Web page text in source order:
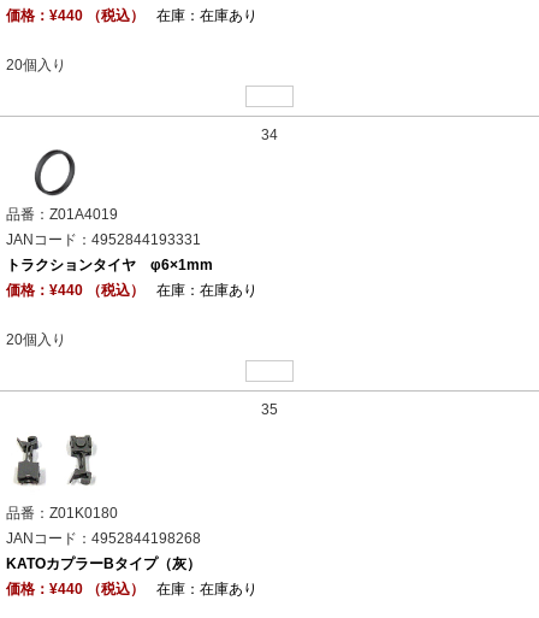
価格：¥440 （税込）
在庫：在庫あり
20個入り
34
品番：Z01A4019
JANコード：4952844193331
トラクションタイヤ φ6×1mm
価格：¥440 （税込）
在庫：在庫あり
20個入り
35
品番：Z01K0180
JANコード：4952844198268
KATOカプラーBタイプ（灰）
価格：¥440 （税込）
在庫：在庫あり